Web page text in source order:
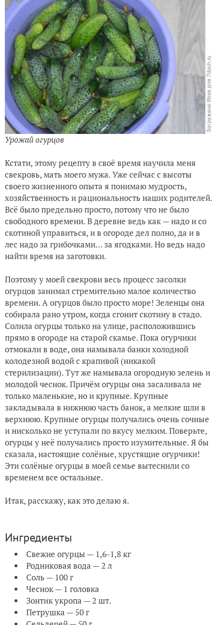
Урожай огурцов
Кстати, этому рецепту в своё время научила меня
свекровь, мать моего мужа. Уже сейчас с высоты
своего жизненного опыта я понимаю мудрость,
хозяйственность и рациональность наших родителей.
Всё было предельно просто, потому что не было
свободного времени. В деревне ведь как — надо и со
скотиной управиться, и в огороде дел полно, да и в
лес надо за грибочками… за ягодками. Но ведь надо
найти время на заготовки.
Поэтому у моей свекрови весь процесс засолки
огурцов занимал стремительно малое количество
времени. А огурцов было просто море! Зеленцы она
собирала рано утром, когда сгонит скотину в стадо.
Солила огурцы только на улице, расположившись
прямо в огороде на старой скамье. Пока огурчики
отмокали в воде, она намывала банки холодной
колодезной водой с крапивой (никакой
стерилизации). Тут же намывала огородную зелень и
молодой чеснок. Причём огурцы она засаливала не
только маленькие, но и крупные. Крупные
закладывала в нижнюю часть банок, а мелкие шли в
верхнюю. Крупные огурцы получались очень сочные
и нисколько не уступали по вкусу мелким. Поверьте,
огурцы у неё получались просто изумительные. Я бы
сказала, настоящие солёные, хрустящие огурчики!
Эти солёные огурцы в моей семье вытеснили со
временем все остальные.
Итак, расскажу, как это делаю я.
Ингредиенты
Свежие огурцы — 1,6-1,8 кг
Родниковая вода — 2 л
Соль — 100 г
Чеснок — 1 головка
Зонтик укропа — 2 шт.
Петрушка — 50 г